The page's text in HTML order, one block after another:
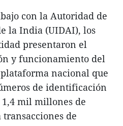
con la Autoridad de
la India (UIDAI), los
presentaron el
y funcionamiento del
nacional que
de identificación
1,4 mil millones de
de